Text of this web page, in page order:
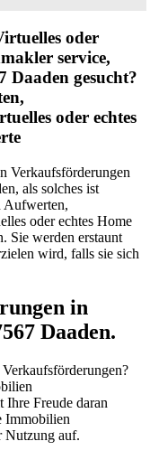
oder
service,
gesucht?
oder echtes
Verkaufsförderungen
als solches ist
Aufwerten,
oder echtes Home
Sie werden erstaunt
wird, falls sie sich
in
Daaden.
Ihre Freude daran
Immobilien
Nutzung auf.